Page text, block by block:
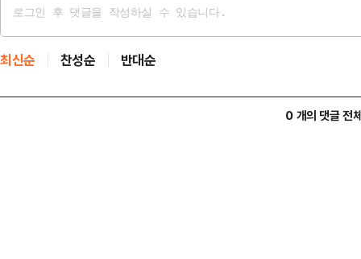
최신순 찬성순 반대순
0 개의 댓글 전